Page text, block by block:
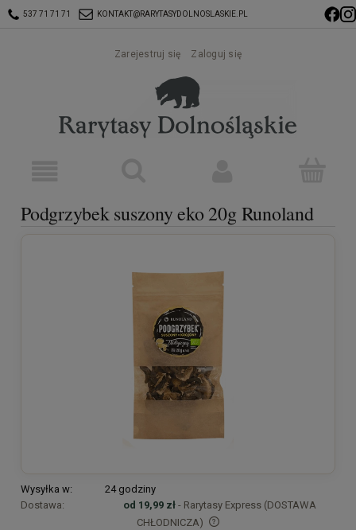
537 71 71 71 KONTAKT@RARYTASYDOLNOSLASKIE.PL
Zarejestruj się Zaloguj się
Podgrzybek suszony eko 20g Runoland
Wysyłka w:
24 godziny
Dostawa:
od 19,99 zł - Rarytasy Express (DOSTAWA
CHŁODNICZA)